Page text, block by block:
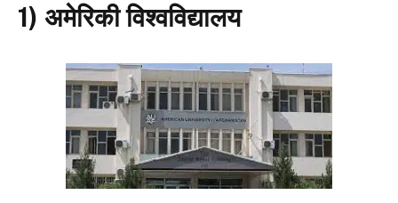
1) अमेरिकी विश्वविद्यालय